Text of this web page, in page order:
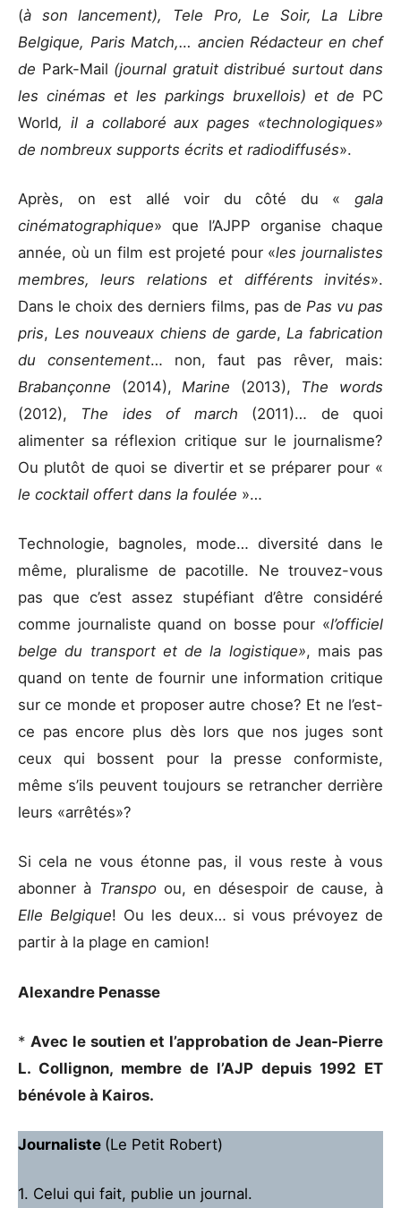
(à son lancement), Tele Pro, Le Soir, La Libre
Belgique, Paris Match,… ancien Rédacteur en chef
de Park-Mail (journal gratuit distribué surtout dans
les cinémas et les parkings bruxellois) et de PC
World, il a collaboré aux pages «technologiques»
de nombreux supports écrits et radiodiffusés».
Après, on est allé voir du côté du « gala
cinématographique» que l’AJPP organise chaque
année, où un film est projeté pour «les journalistes
membres, leurs relations et différents invités».
Dans le choix des derniers films, pas de Pas vu pas
pris, Les nouveaux chiens de garde, La fabrication
du consentement… non, faut pas rêver, mais:
Brabançonne (2014), Marine (2013), The words
(2012), The ides of march (2011)… de quoi
alimenter sa réflexion critique sur le journalisme?
Ou plutôt de quoi se divertir et se préparer pour «
le cocktail offert dans la foulée »…
Technologie, bagnoles, mode… diversité dans le
même, pluralisme de pacotille. Ne trouvez-vous
pas que c’est assez stupéfiant d’être considéré
comme journaliste quand on bosse pour «l’officiel
belge du transport et de la logistique», mais pas
quand on tente de fournir une information critique
sur ce monde et proposer autre chose? Et ne l’est-
ce pas encore plus dès lors que nos juges sont
ceux qui bossent pour la presse conformiste,
même s’ils peuvent toujours se retrancher derrière
leurs «arrêtés»?
Si cela ne vous étonne pas, il vous reste à vous
abonner à Transpo ou, en désespoir de cause, à
Elle Belgique! Ou les deux… si vous prévoyez de
partir à la plage en camion!
Alexandre Penasse
* Avec le soutien et l’approbation de Jean-Pierre
L. Collignon, membre de l’AJP depuis 1992 ET
bénévole à Kairos.
Journaliste (Le Petit Robert)
1. Celui qui fait, publie un journal.